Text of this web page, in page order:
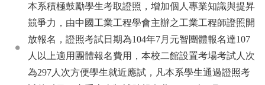
本系積極鼓勵學生考取證照，增加個人專業知識與提昇
競爭力，由中國工業工程學會主辦之工業工程師證照開
放報名，證照考試日期為104年7月元智團體報名達107
人以上適用團體報名費用，本校二館設置考場考試人次
為297人次方便學生就近應試，凡本系學生通過證照考